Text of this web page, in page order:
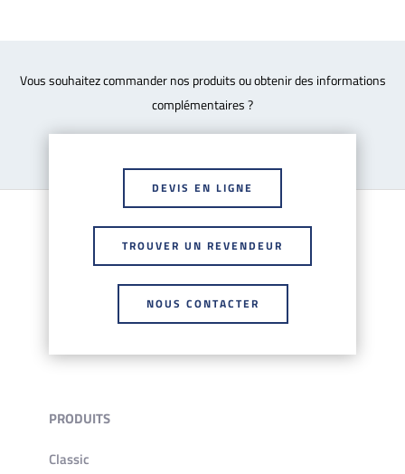
Vous souhaitez commander nos produits ou obtenir des informations
complémentaires ?
DEVIS EN LIGNE
TROUVER UN REVENDEUR
NOUS CONTACTER
PRODUITS
Classic